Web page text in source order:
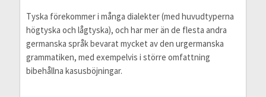
Tyska förekommer i många dialekter (med huvudtyperna
högtyska och lågtyska), och har mer än de flesta andra
germanska språk bevarat mycket av den urgermanska
grammatiken, med exempelvis i större omfattning
bibehållna kasusböjningar.